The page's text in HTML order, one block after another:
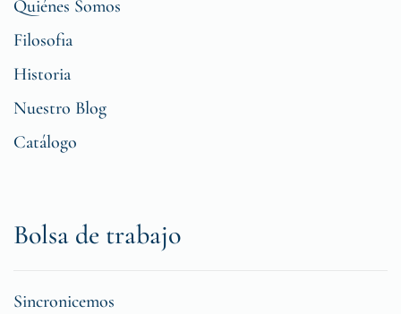
Quiénes Somos
Filosofia
Historia
Nuestro Blog
Catálogo
Bolsa de trabajo
Sincronicemos